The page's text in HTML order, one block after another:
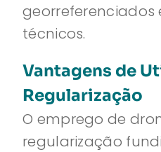
georreferenciados
técnicos.
Vantagens de
Regularização
O emprego de
regularização